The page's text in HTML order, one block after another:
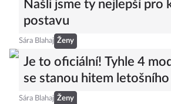
Našli jsme ty nejlepší pro
postavu
Sára Blahaj Ženy
Je to oficiální! Tyhle 4
se stanou hitem
Sára Blahaj Ženy